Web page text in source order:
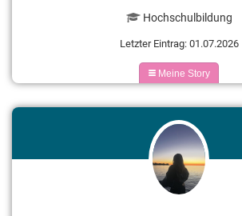
Hochschulbildung
Letzter Eintrag: 01.07.2026
Meine Story